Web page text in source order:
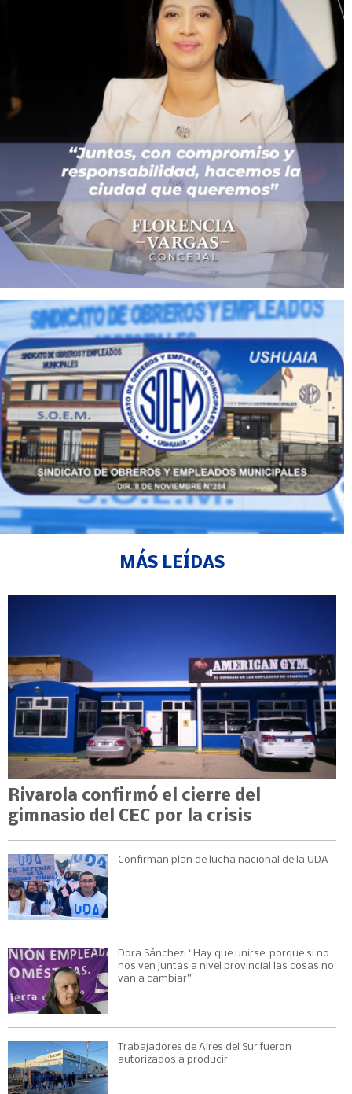
MÁS LEÍDAS
Rivarola confirmó el cierre del
gimnasio del CEC por la crisis
Confirman plan de lucha nacional de la UDA
Dora Sánchez: “Hay que unirse, porque si no
nos ven juntas a nivel provincial las cosas no
van a cambiar”
Trabajadores de Aires del Sur fueron
autorizados a producir